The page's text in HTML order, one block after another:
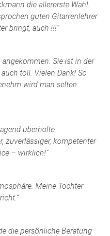
die allererste Wahl.
guten Gitarrenlehrer
bringt, auch !!!“
angekommen. Sie ist in der
toll. Vielen Dank! So
wird man selten
überholte
zuverlässiger, kompetenter
– wirklich!“
Meine Tochter
die persönliche Beratung